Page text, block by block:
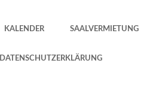
KALENDER SAALVERMIETUNG
DATENSCHUTZERKLÄRUNG